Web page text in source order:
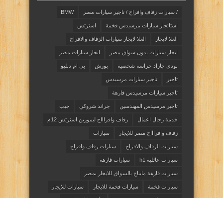
/ سيارات زفاف وافراح / تاجير سيارات مصر BMW
استائجار سيارات مرسيدس فخمة استرتش
العلا لايجار العلا لايجار سيارات الزفاف والافراح
ايجار سيارات بدون سواق مصر ايجار سيارات مصر
بودي جاراد حراسة شخصية بورش بى ام دبليو
تاجير تاجير سيارات مرسيدس
تاجير سيارات مرسيدس فارهة
تاجير مرسيدس المهندسين جراند شروكي جيب
خدمة رجال اعمال زفاف وافراااح ليموزين اسنرتش 12م
زفاف وافراااح مصر للايجار سيارات
سيارات الزفاف والافراح سيارات زفاف وافراح
سيارات عائلية h1 سيارات فارهة
سيارات فارهة مايباخ بالسواق للايجار بمصر
سيارات فخمة سيارات فخمة للايجار سيارات للايجار